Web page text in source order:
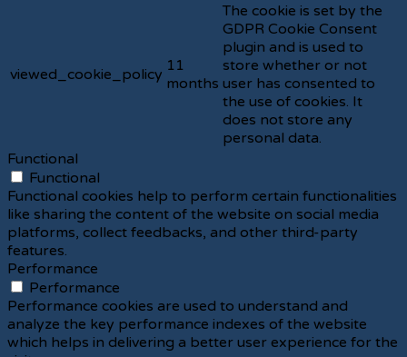
viewed_cookie_policy 11
months
The cookie is set by the
GDPR Cookie Consent
plugin and is used to
store whether or not
user has consented to
the use of cookies. It
does not store any
personal data.
Functional
Functional
Functional cookies help to perform certain functionalities
like sharing the content of the website on social media
platforms, collect feedbacks, and other third-party
features.
Performance
Performance
Performance cookies are used to understand and
analyze the key performance indexes of the website
which helps in delivering a better user experience for the